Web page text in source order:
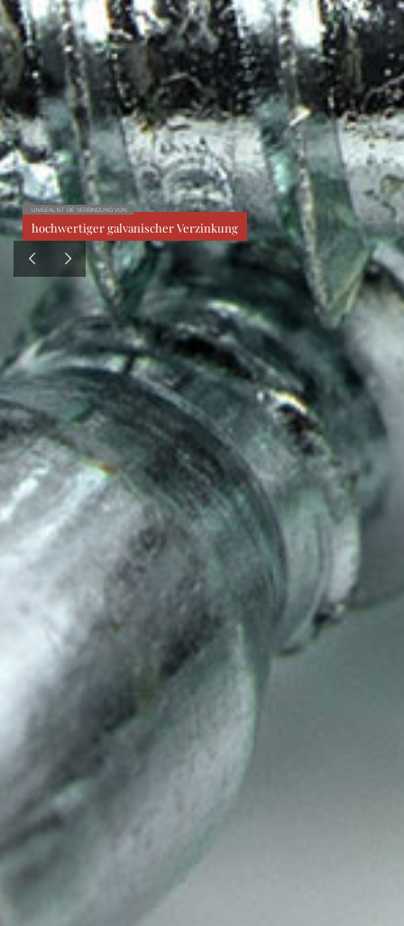
hochwertiger galvanischer Verzinkung
UNISEAL IST DIE VERBINDUNG VON: